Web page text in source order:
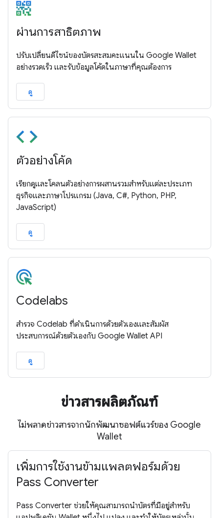
ผ่านการสาธิตภาพ
ปรับเปลี่ยนดีไซน์ของบัตรสะสมคะแนนใน Google Wallet
อย่างรวดเร็ว และรับข้อมูลโค้ดในภาษาที่คุณต้องการ
ดู
ตัวอย่างโค้ด
เรียกดูและโคลนตัวอย่างการผสานรวมสำหรับแต่ละประเภท
ธุรกิจและภาษาโปรแกรม (Java, C#, Python, PHP,
JavaScript)
ดู
Codelabs
สำรวจ Codelab ที่ดำเนินการด้วยตัวเองและสัมผัส
ประสบการณ์ด้วยตัวเองกับ Google Wallet API
ดู
ข่าวสารผลิตภัณฑ์
ไม่พลาดข่าวสารจากนักพัฒนาซอฟต์แวร์ของ Google
Wallet
เพิ่มการใช้งานข้ามแพลตฟอร์มด้วย
Pass Converter
Pass Converter ช่วยให้คุณสามารถนำบัตรที่มีอยู่สำหรับ